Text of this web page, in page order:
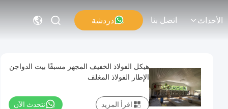
الأحداث اتصل بنا دردشة
هيكل الفولاذ الخفيف المجهز مسبقًا بيت الدواجن
الإطار الفولاذ المغلف
نتحدث الآن اقرأ المزيد